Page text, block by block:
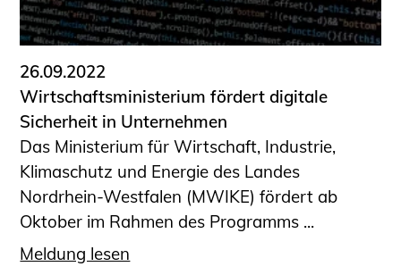
Informationen für Fortbildungsträger
Anträge, Anzeigen, Formulare
Fortbildung/Seminare
Informationen für Ingenieurinnen
und Ingenieure
Recht
Planungswettbewerbe
Publikationen
Stellenbörse
Staatlich anerkannte Sachverständige
26.09.2022
Wirtschaftsministerium fördert digitale
Sicherheit in Unternehmen
Das Ministerium für Wirtschaft, Industrie,
Klimaschutz und Energie des Landes
Nordrhein-Westfalen (MWIKE) fördert ab
Oktober im Rahmen des Programms ...
Meldung lesen